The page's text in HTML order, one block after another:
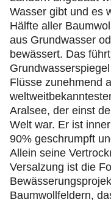
Wasser gibt und es
Hälfte aller
aus Grundwasser
bewässert. Das
Flüsse zunehmend
Aralsee, der einst
Welt war. Er ist
90% geschrumpft
Allein seine
Versalzung ist die
Baumwollfeldern,